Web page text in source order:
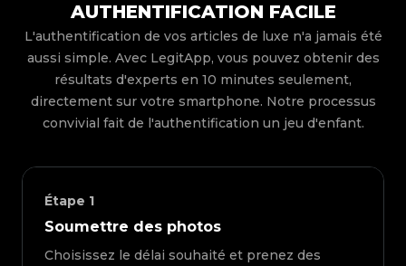
AUTHENTIFICATION FACILE
L'authentification de vos articles de luxe n'a jamais été
aussi simple. Avec LegitApp, vous pouvez obtenir des
résultats d'experts en 10 minutes seulement,
directement sur votre smartphone. Notre processus
convivial fait de l'authentification un jeu d'enfant.
Étape 1
Soumettre des photos
Choisissez le délai souhaité et prenez des